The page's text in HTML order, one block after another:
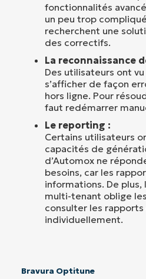
fonctionnalités
un peu trop
recherchent une
des correctifs.
La reconnaissance
Des utilisateurs ont
s’afficher de façon
hors ligne. Pour
faut redémarrer
Le reporting :
Certains utilisateurs
capacités de
d’Automox ne
besoins, car les
informations. De plus,
multi-tenant oblige
consulter les
individuellement.
Bravura Optitune